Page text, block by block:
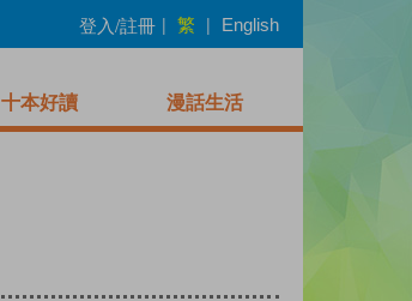
登入/註冊 | 繁 | English
十本好讀 漫話生活